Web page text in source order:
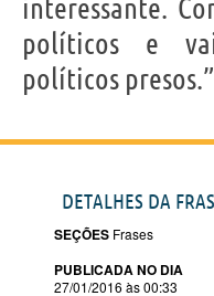
interessante.
políticos e
políticos presos.”
DETALHES DA
SEÇÕES Frases
PUBLICADA NO DIA
27/01/2016 às 00:33